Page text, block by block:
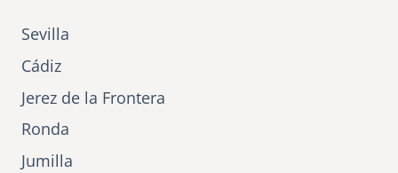
Sevilla
Cádiz
Jerez de la Frontera
Ronda
Jumilla